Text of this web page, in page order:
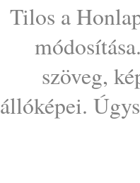
Tilos a
szöveg,
állóképei.